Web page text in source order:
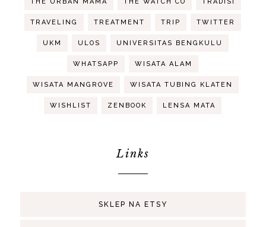
TRAVELING TREATMENT TRIP TWITTER
UKM ULOS UNIVERSITAS BENGKULU
WHATSAPP WISATA ALAM
WISATA MANGROVE WISATA TUBING KLATEN
WISHLIST ZENBOOK LENSA MATA
Links
SKLEP NA ETSY